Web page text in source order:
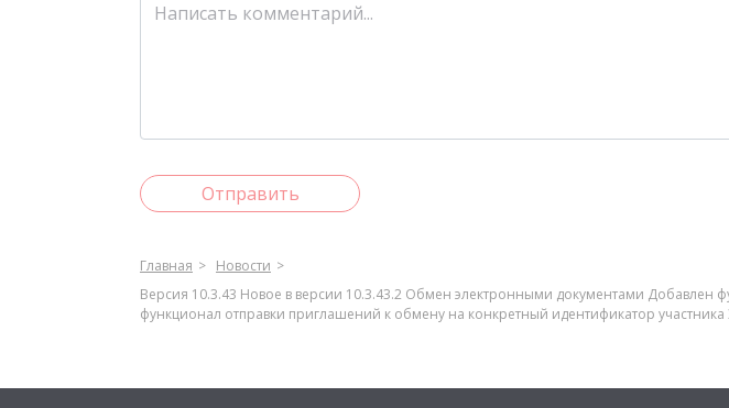
Отправить
Главная
Новости
Версия 10.3.43 Новое в версии 10.3.43.2 Обмен электронными документами Добавлен
функционал отправки приглашений к обмену на конкретный идентификатор